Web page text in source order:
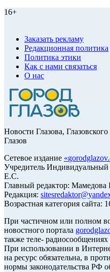
16+
Заказать рекламу
Редакционная политика
Политика этики
Как с нами связаться
О нас
Новости Глазова,
Глазов
Сетевое издание «
Учредитель
Е.С.
Главный редактор: Мамедова
Редакция:
Возрастная категория сайта:
При частичном или полном
новостного портала
также теле- радиосообщениях
При использовании в
на ресурс обязательна, в
нормы законодательства РФ